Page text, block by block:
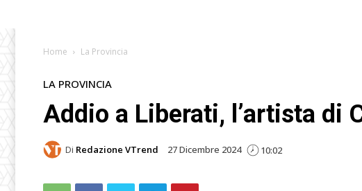
Home La Provincia
LA PROVINCIA
Addio a Liberati, l’artista di
Di Redazione VTrend 27 Dicembre 2024 10:02